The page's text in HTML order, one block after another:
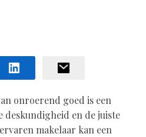
onroerend goed is een
deskundigheid en de juiste
makelaar kan een